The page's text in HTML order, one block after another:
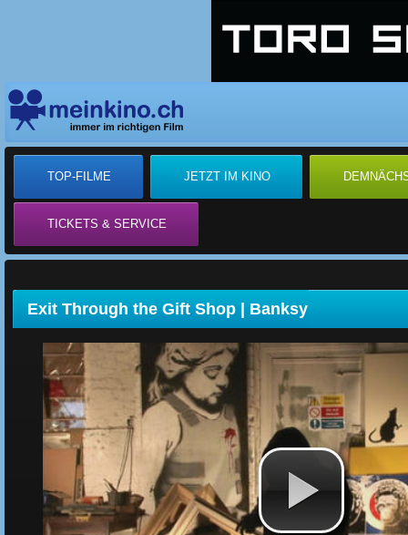
TOP-FILME JETZT IM KINO
TICKETS & SERVICE
Exit Through the Gift Shop | Banksy